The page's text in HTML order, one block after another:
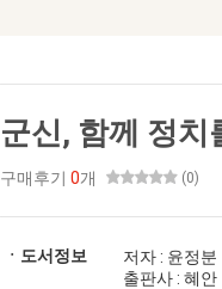
군신, 함께 정치
구매후기 0개 (0)
ㆍ도서정보
저자 : 윤정분
출판사 : 혜안